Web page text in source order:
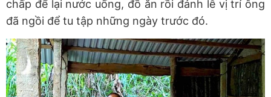
chấp để lại nước uống, đồ ăn rồi đảnh lễ vị trí ông
đã ngồi để tu tập những ngày trước đó.